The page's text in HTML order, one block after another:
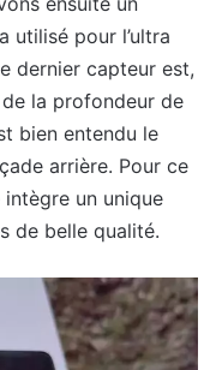
utilisé pour l’ultra
dernier capteur est,
la profondeur de
bien entendu le
arrière. Pour ce
un unique
de belle qualité.